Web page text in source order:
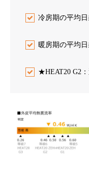
冷房期の平均
暖房期の平
★HEAT20 G2